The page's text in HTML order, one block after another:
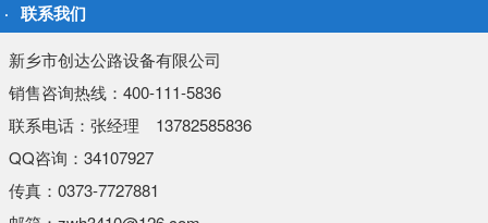
联系我们
新乡市创达公路设备有限公司
销售咨询热线：400-111-5836
联系电话：张经理 13782585836
QQ咨询：34107927
传真：0373-7727881